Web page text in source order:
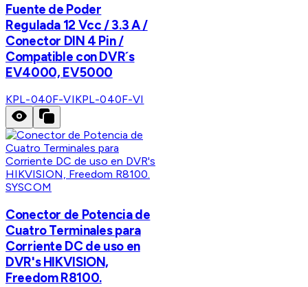
Fuente de Poder
Regulada 12 Vcc / 3.3 A /
Conector DIN 4 Pin /
Compatible con DVR´s
EV4000, EV5000
KPL-040F-VIKPL-040F-VI
SYSCOM
Conector de Potencia de
Cuatro Terminales para
Corriente DC de uso en
DVR's HIKVISION,
Freedom R8100.